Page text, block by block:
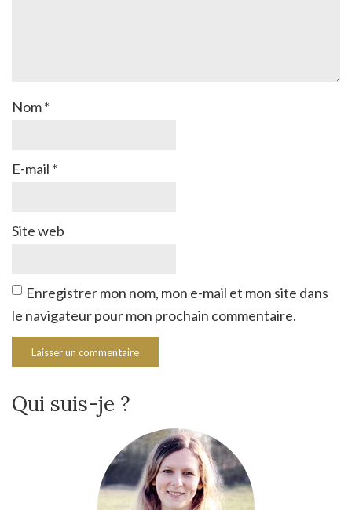
Nom*
E-mail *
Site web
Enregistrer mon nom, mon e-mail et mon site dans
le navigateur pour mon prochain commentaire.
Qui suis-je ?